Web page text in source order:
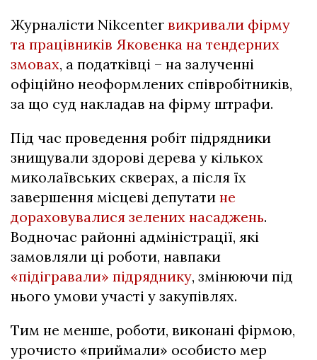
Журналісти Nikcenter викривали фірму
та працівників Яковенка на тендерних
змовах, а податківці – на залученні
офіційно неоформлених співробітників,
за що суд накладав на фірму штрафи.
Під час проведення робіт підрядники
знищували здорові дерева у кількох
миколаївських скверах, а після їх
завершення місцеві депутати не
дораховувалися зелених насаджень.
Водночас районні адміністрації, які
замовляли ці роботи, навпаки
«підігравали» підряднику, змінюючи під
нього умови участі у закупівлях.
Тим не менше, роботи, виконані фірмою,
урочисто «приймали» особисто мер